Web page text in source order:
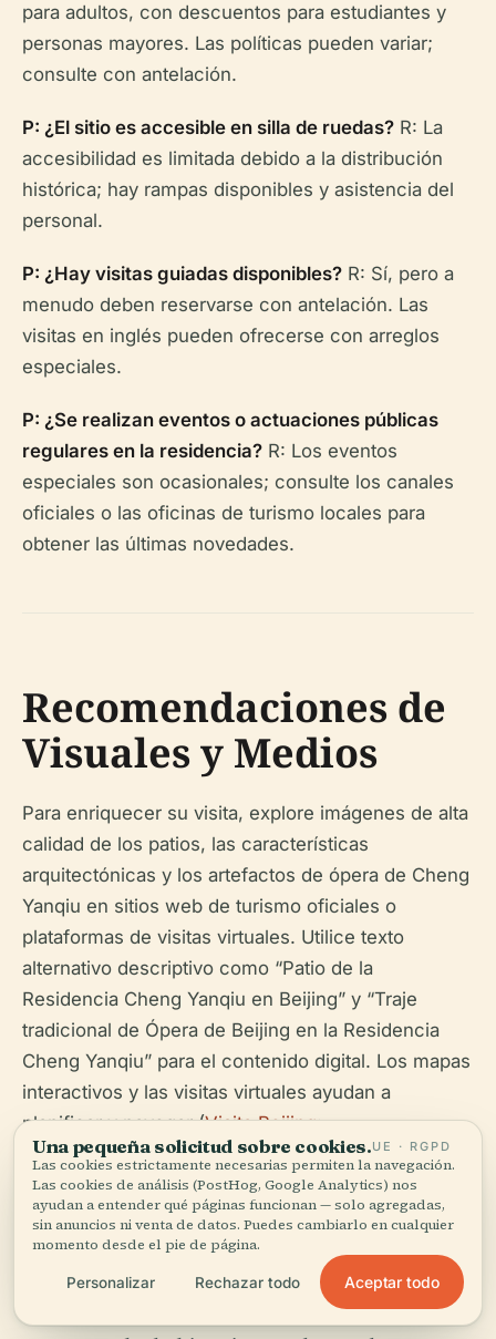
para adultos, con descuentos para estudiantes y
personas mayores. Las políticas pueden variar;
consulte con antelación.
P: ¿El sitio es accesible en silla de ruedas? R: La
accesibilidad es limitada debido a la distribución
histórica; hay rampas disponibles y asistencia del
personal.
P: ¿Hay visitas guiadas disponibles? R: Sí, pero a
menudo deben reservarse con antelación. Las
visitas en inglés pueden ofrecerse con arreglos
especiales.
P: ¿Se realizan eventos o actuaciones públicas
regulares en la residencia? R: Los eventos
especiales son ocasionales; consulte los canales
oficiales o las oficinas de turismo locales para
obtener las últimas novedades.
Recomendaciones de
Visuales y Medios
Para enriquecer su visita, explore imágenes de alta
calidad de los patios, las características
arquitectónicas y los artefactos de ópera de Cheng
Yanqiu en sitios web de turismo oficiales o
plataformas de visitas virtuales. Utilice texto
alternativo descriptivo como “Patio de la
Residencia Cheng Yanqiu en Beijing” y “Traje
tradicional de Ópera de Beijing en la Residencia
Cheng Yanqiu” para el contenido digital. Los mapas
interactivos y las visitas virtuales ayudan a
planificar y navegar (Visita Beijing;
wanderlog.com).
Una pequeña solicitud sobre cookies.UE · RGPD
Las cookies estrictamente necesarias permiten la navegación.
Las cookies de análisis (PostHog, Google Analytics) nos
ayudan a entender qué páginas funcionan — solo agregadas,
sin anuncios ni venta de datos. Puedes cambiarlo en cualquier
momento desde el pie de página.
Personalizar Rechazar todo Aceptar todo